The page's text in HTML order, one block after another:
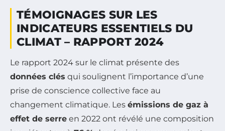
TÉMOIGNAGES SUR LES
INDICATEURS ESSENTIELS DU
CLIMAT – RAPPORT 2024
Le rapport 2024 sur le climat présente des
données clés qui soulignent l’importance d’une
prise de conscience collective face au
changement climatique. Les émissions de gaz à
effet de serre en 2022 ont révélé une composition